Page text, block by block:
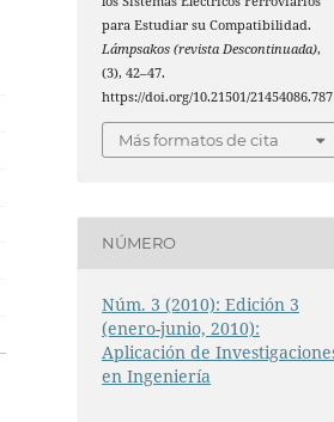
para Estudiar su Compatibilidad.
Lámpsakos (revista Descontinuada),
(3), 42–47.
https://doi.org/10.21501/21454086.787
Más formatos de cita
NÚMERO
Núm. 3 (2010): Edición 3
(enero-junio, 2010):
Aplicación de
en Ingeniería